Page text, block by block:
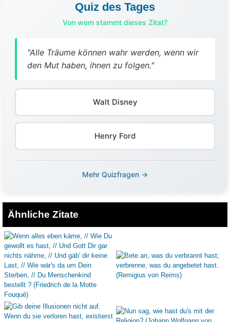
Quiz des Tages
Von wem stammt dieses Zitat?
"Alle Träume können wahr werden, wenn wir
den Mut haben, ihnen zu folgen."
Walt Disney
Henry Ford
Mehr Quizfragen →
Ähnliche Zitate